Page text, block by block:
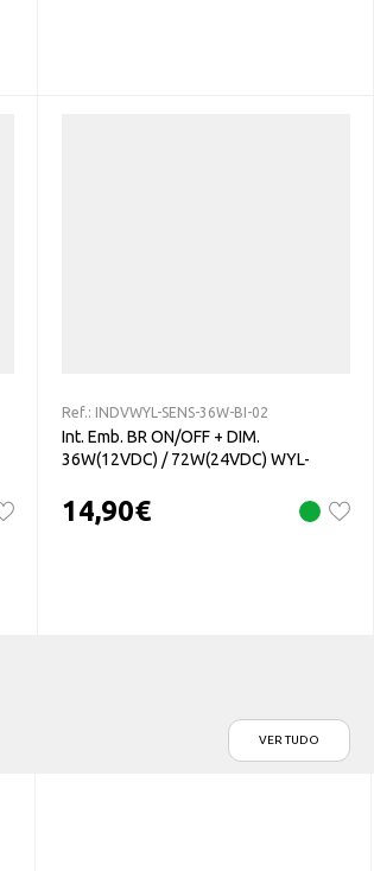
Ref.: INDVWYL-SENS-36W-BI-02
Int. Emb. BR ON/OFF + DIM.
36W(12VDC) / 72W(24VDC) WYL-
14,90€
VER TUDO